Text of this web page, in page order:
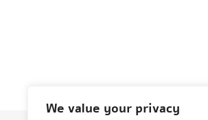
We value your privacy